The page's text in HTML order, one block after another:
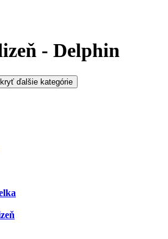
- Delphin
ďalšie kategórie